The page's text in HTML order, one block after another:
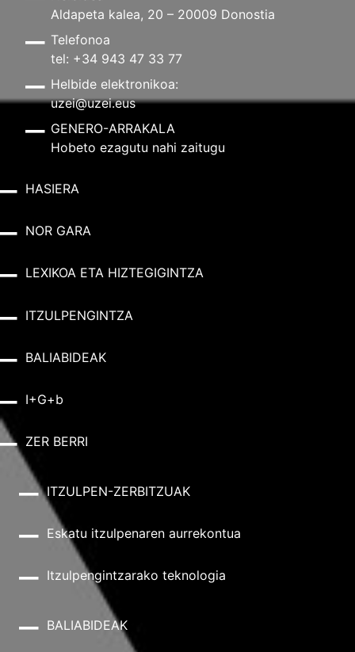
Aldapeta kalea, 20 – 20009 Donostia
Telefonoa
tel: +34 943 47 33 77
Helbide elektronikoa:
uzei@uzei.eus
GENERO-ARRAKALA
Hobeto ezagutu nahi zaitugu
HASIERA
NOR GARA
LEXIKOA ETA HIZTEGIGINTZA
ITZULPENGINTZA
BALIABIDEAK
I+G+b
ZER BERRI
ITZULPEN-ZERBITZUAK
Eskatu itzulpenaren aurrekontua
Itzulpengintzarako teknologia
BALIABIDEAK